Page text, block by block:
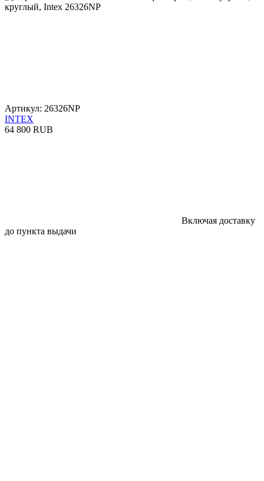
Артикул: 26326NP
INTEX
64 800 RUB
Включая доставку
до пункта выдачи